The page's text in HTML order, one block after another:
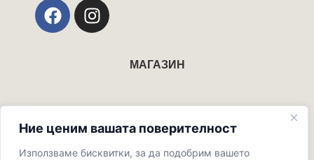
Ние ценим вашата поверителност
Използваме бисквитки, за да подобрим вашето
МАГАЗИН
Продукти за поддръжка